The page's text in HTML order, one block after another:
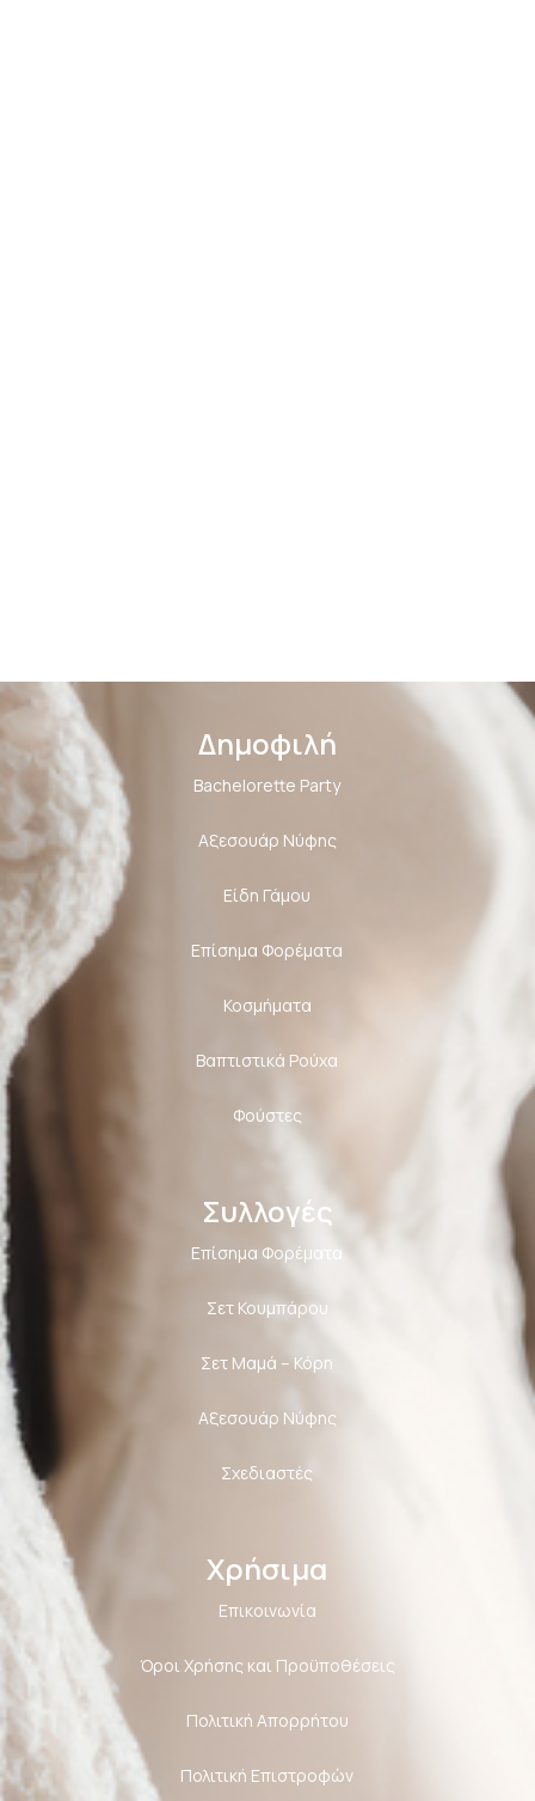
Δημοφιλή
Bachelorette Party
Αξεσουάρ Νύφης
Είδη Γάμου
Επίσημα Φορέματα
Κοσμήματα
Βαπτιστικά Ρούχα
Φούστες
Συλλογές
Επίσημα Φορέματα
Σετ Κουμπάρου
Σετ Μαμά – Κόρη
Αξεσουάρ Νύφης
Σχεδιαστές
Χρήσιμα
Επικοινωνία
Όροι Χρήσης και Προϋποθέσεις
Πολιτική Aπορρήτου
Πολιτική Επιστροφών